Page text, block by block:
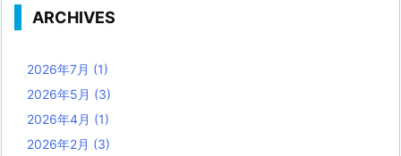
ARCHIVES
2026年7月 (1)
2026年5月 (3)
2026年4月 (1)
2026年2月 (3)